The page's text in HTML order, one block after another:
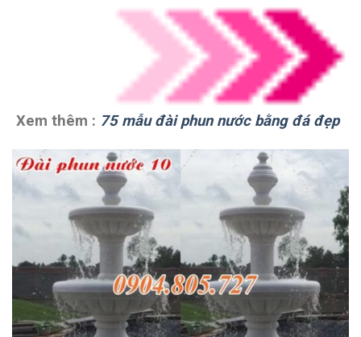
Xem thêm : 75 mẫu đài phun nước bằng đá đẹp